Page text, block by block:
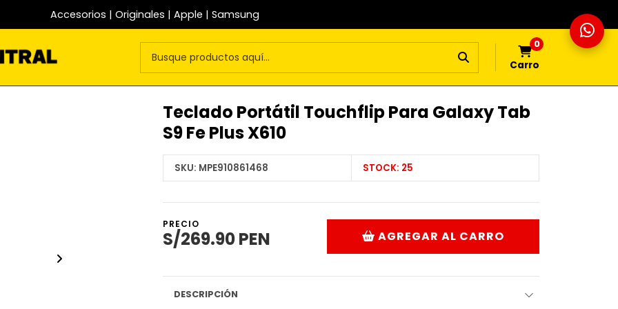
Accesorios | Originales | Apple | Samsung
0
Carro
Teclado Portátil Touchflip Para Galaxy Tab
S9 Fe Plus X610
SKU: MPE910861468 STOCK: 25
PRECIO
S/269.90 PEN AGREGAR AL CARRO
DESCRIPCIÓN